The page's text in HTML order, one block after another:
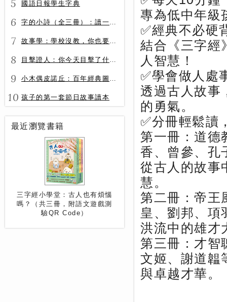
5 國語日報學生字典
6 字的小詩（全三冊）：讀一首詩，交一個字朋友（字字小宇宙+字字看心情+字字有意思）
7 故事學：學校沒教，你也要會的表達力
8 目擊證人：你今天目擊了什麼？
9 小木偶皮諾丘：百年經典圖文全譯版
10 孩子的第一套節日故事讀本
最近瀏覽書籍
三字經小學堂：古人也有煩惱
嗎？（共三冊，附語文遊戲測
驗QR Code）
專為低中年級
✅經典不必硬
結合《三字經
人智慧！
✅學會做人處
透過古人故事
的勇氣。
✅分冊輕鬆讀
第一冊：道德
香、曾參、孔
從古人的故事
慧。
第二冊：帝王
皇、劉邦、項
洪流中的雄才
第三冊：才智
文姬、謝道韞
與卓越才華。